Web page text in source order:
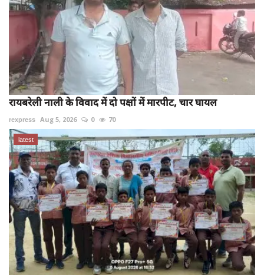
रायबरेली नाली के विवाद में दो पक्षों में मारपीट, चार घायल
rexpress Aug 5, 2026 0 70
latest